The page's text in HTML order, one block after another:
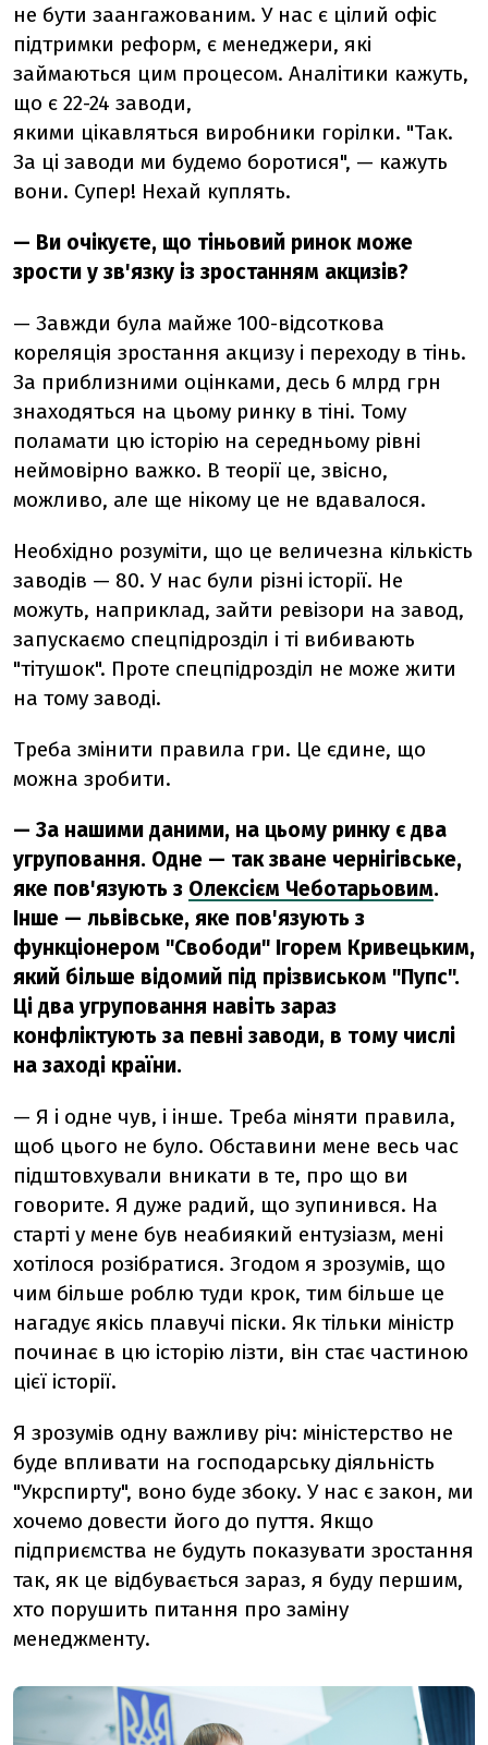
не бути заангажованим. У нас є цілий офіс
підтримки реформ, є менеджери, які
займаються цим процесом. Аналітики кажуть,
що є 22-24 заводи,
якими цікавляться виробники горілки. "Так.
За ці заводи ми будемо боротися", — кажуть
вони. Супер! Нехай куплять.
— Ви очікуєте, що тіньовий ринок може
зрости у зв'язку із зростанням акцизів?
— Завжди була майже 100-відсоткова
кореляція зростання акцизу і переходу в тінь.
За приблизними оцінками, десь 6 млрд грн
знаходяться на цьому ринку в тіні. Тому
поламати цю історію на середньому рівні
неймовірно важко. В теорії це, звісно,
можливо, але ще нікому це не вдавалося.
Необхідно розуміти, що це величезна кількість
заводів — 80. У нас були різні історії. Не
можуть, наприклад, зайти ревізори на завод,
запускаємо спецпідрозділ і ті вибивають
"тітушок". Проте спецпідрозділ не може жити
на тому заводі.
Треба змінити правила гри. Це єдине, що
можна зробити.
— За нашими даними, на цьому ринку є два
угруповання. Одне — так зване чернігівське,
яке пов'язують з Олексієм Чеботарьовим.
Інше — львівське, яке пов'язують з
функціонером "Свободи" Ігорем Кривецьким,
який більше відомий під прізвиськом "Пупс".
Ці два угруповання навіть зараз
конфліктують за певні заводи, в тому числі
на заході країни.
— Я і одне чув, і інше. Треба міняти правила,
щоб цього не було. Обставини мене весь час
підштовхували вникати в те, про що ви
говорите. Я дуже радий, що зупинився. На
старті у мене був неабиякий ентузіазм, мені
хотілося розібратися. Згодом я зрозумів, що
чим більше роблю туди крок, тим більше це
нагадує якісь плавучі піски. Як тільки міністр
починає в цю історію лізти, він стає частиною
цієї історії.
Я зрозумів одну важливу річ: міністерство не
буде впливати на господарську діяльність
"Укрспирту", воно буде збоку. У нас є закон, ми
хочемо довести його до пуття. Якщо
підприємства не будуть показувати зростання
так, як це відбувається зараз, я буду першим,
хто порушить питання про заміну
менеджменту.